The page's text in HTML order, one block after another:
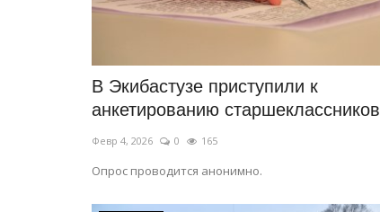
В Экибастузе приступили к
анкетированию старшеклассников
Февр 4, 2026 0 165
Опрос проводится анонимно.